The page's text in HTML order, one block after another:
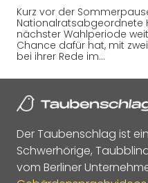
Kurz vor der
Nationalratsabgeordnete
nächster Wahlperiode
Chance dafür hat, mit
bei ihrer Rede im…
Der Taubenschlag ist
Schwerhörige,
vom Berliner